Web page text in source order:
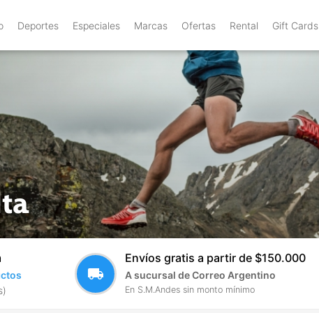
Deportes Especiales Marcas Ofertas Rental Gift Cards
local_shipping
Envíos gratis a partir de $150.000
A sucursal de Correo Argentino
En S.M.Andes sin monto mínimo